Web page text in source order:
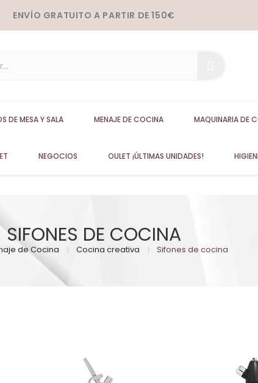
ENVÍO GRATUITO A PARTIR DE 150€
DE MESA Y SALA MENAJE DE COCINA MAQUINARIA DE
NEGOCIOS OULET ¡ÚLTIMAS UNIDADES!
SIFONES DE COCINA
de Cocina Cocina creativa Sifones de cocina